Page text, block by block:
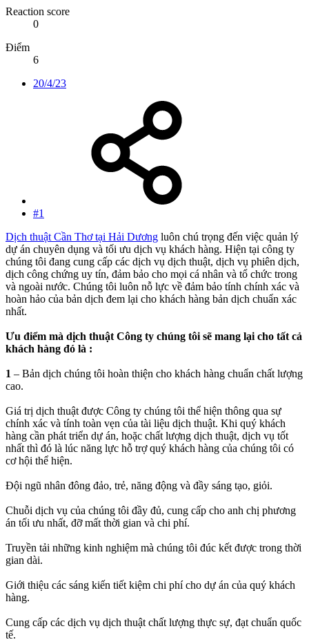
Reaction score
0
Điểm
6
20/4/23
#1
Dịch thuật Cần Thơ tại Hải Dương luôn chú trọng đến việc quản lý
dự án chuyên dụng và tối ưu dịch vụ khách hàng. Hiện tại công ty
chúng tôi đang cung cấp các dịch vụ dịch thuật, dịch vụ phiên dịch,
dịch công chứng uy tín, đảm bảo cho mọi cá nhân và tổ chức trong
và ngoài nước. Chúng tôi luôn nỗ lực về đảm bảo tính chính xác và
hoàn hảo của bản dịch đem lại cho khách hàng bản dịch chuẩn xác
nhất.
Ưu điểm mà dịch thuật Công ty chúng tôi sẽ mang lại cho tất cả
khách hàng đó là :
1 – Bản dịch chúng tôi hoàn thiện cho khách hàng chuẩn chất lượng
cao.
Giá trị dịch thuật được Công ty chúng tôi thể hiện thông qua sự
chính xác và tính toàn vẹn của tài liệu dịch thuật. Khi quý khách
hàng cần phát triển dự án, hoặc chất lượng dịch thuật, dịch vụ tốt
nhất thì đó là lúc năng lực hỗ trợ quý khách hàng của chúng tôi có
cơ hội thể hiện.
Đội ngũ nhân đông đảo, trẻ, năng động và đầy sáng tạo, giỏi.
Chuỗi dịch vụ của chúng tôi đầy đủ, cung cấp cho anh chị phương
án tối ưu nhất, đỡ mất thời gian và chi phí.
Truyền tải những kinh nghiệm mà chúng tôi đúc kết được trong thời
gian dài.
Giới thiệu các sáng kiến tiết kiệm chi phí cho dự án của quý khách
hàng.
Cung cấp các dịch vụ dịch thuật chất lượng thực sự, đạt chuẩn quốc
tế.